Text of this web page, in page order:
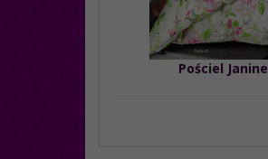
Pościel Janine